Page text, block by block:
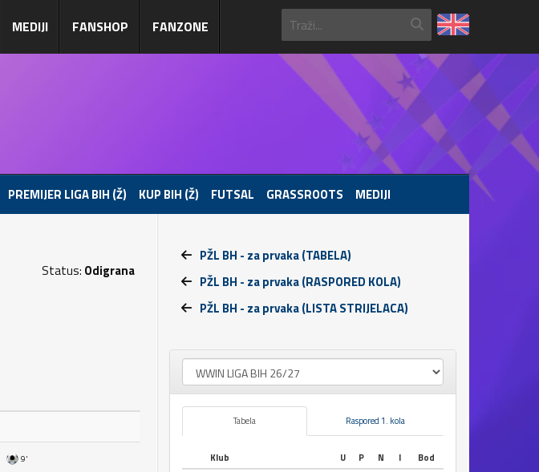
MEDIJI FANSHOP FANZONE
PREMIJER LIGA BIH (Ž) KUP BIH (Ž) FUTSAL GRASSROOTS MEDIJI
Status: Odigrana
9'
PŽL BH - za prvaka (TABELA)
PŽL BH - za prvaka (RASPORED KOLA)
PŽL BH - za prvaka (LISTA STRIJELACA)
Tabela Raspored 1. kola
Klub U P N I
Bod